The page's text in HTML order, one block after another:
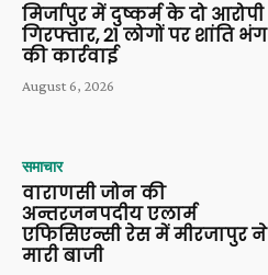
मिर्जापुर में दुष्कर्म के दो आरोपी
गिरफ्तार, 21 लोगों पर शांति भंग
की कार्रवाई
August 6, 2026
समाचार
वाराणसी जोन की
अन्तरजनपदीय एलार्म
एफिसिएन्सी रेस में मीरजापुर ने
मारी बाजी